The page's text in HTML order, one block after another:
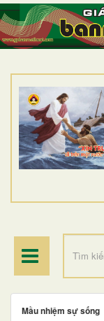
TRANG
GIỚI THIỆU
DÒNG TU
BAN MỤC VỤ
ĐOÀN THỂ CG
ĐIỂM HÀNH
Mầu nhiệm sự sống